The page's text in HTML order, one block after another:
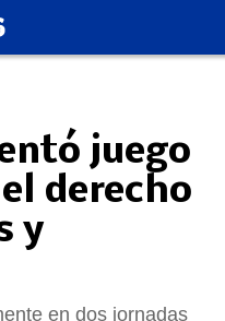
juego
derecho
y
en dos jornadas